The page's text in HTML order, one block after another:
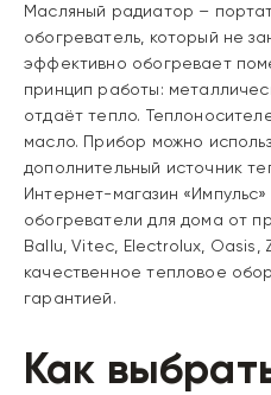
Масляный радиатор –
обогреватель, который не
эффективно обогревает
принцип работы:
отдаёт тепло.
масло. Прибор можно
дополнительный источник
Интернет-магазин
обогреватели для дома от
Ballu, Vitec, Electrolux, Oasis,
качественное тепловое
гарантией.
Как